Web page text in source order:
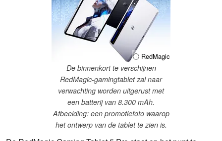
ⓘ RedMagic
De binnenkort te verschijnen
RedMagic-gamingtablet zal naar
verwachting worden uitgerust met
een batterij van 8.300 mAh.
Afbeelding: een promotiefoto waarop
het ontwerp van de tablet te zien is.